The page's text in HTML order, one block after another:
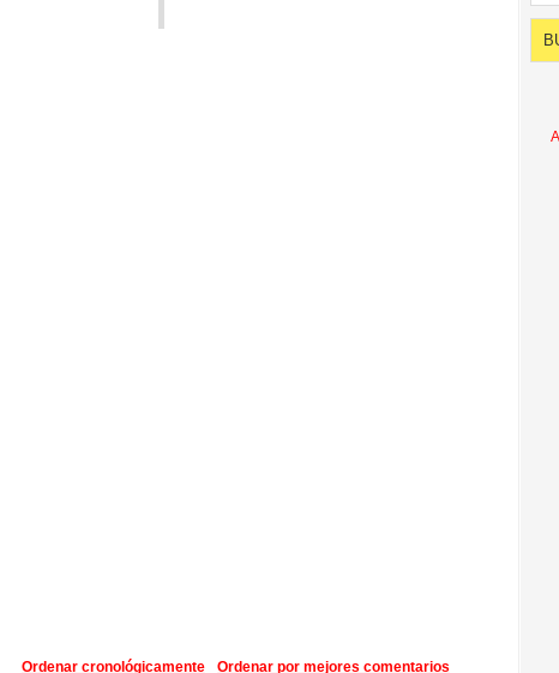
Ordenar por mejores comentarios
Ordenar cronológicamente